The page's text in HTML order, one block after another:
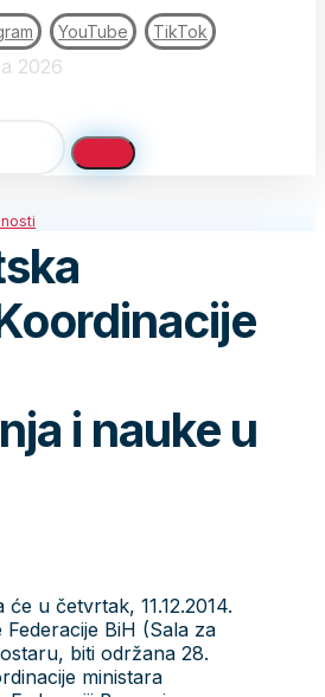
YouTube TikTok
2026
i nauke u
u četvrtak, 11.12.2014.
BiH (Sala za
biti održana 28.
ministara